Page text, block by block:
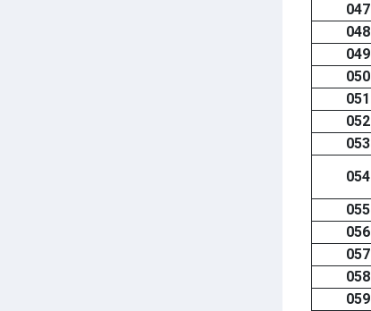
047
048
049
050
051
052
053
054
055
056
057
058
059